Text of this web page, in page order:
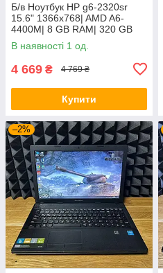
Б/в Ноутбук HP g6-2320sr
15.6" 1366x768| AMD A6-
4400M| 8 GB RAM| 320 GB
HDD| Radeon HD 7520G
В наявності 1 од.
4 669 ₴ 4 769 ₴
Купити
–2%